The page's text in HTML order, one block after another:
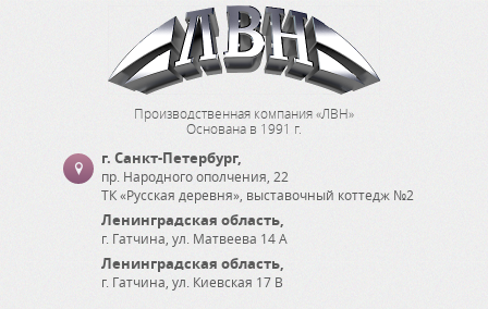
Производственная компания «ЛВН»
Основана в 1991 г.
г. Санкт-Петербург,
пр. Народного ополчения, 22
ТК «Русская деревня», выставочный коттедж №2
Ленинградская область,
г. Гатчина ул. Матвеева 14 А
Ленинградская область,
г. Гатчина ул. Киевская 17 В